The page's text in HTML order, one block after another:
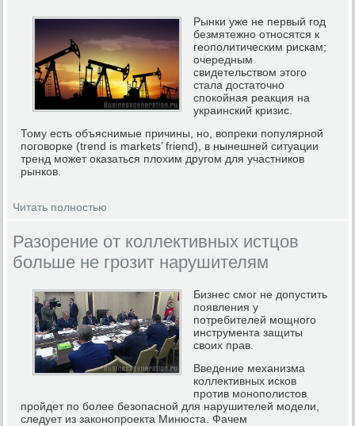
Рынки уже не первый год
безмятежно относятся к
геополитическим рискам;
очередным
свидетельством этого
стала достаточно
спокойная реакция на
украинский кризис.
Тому есть объяснимые причины, но, вопреки популярной
поговорке (trend is markets’ friend), в нынешней ситуации
тренд может оказаться плохим другом для участников
рынков.
Читать полностью
Разорение от коллективных истцов
больше не грозит нарушителям
Бизнес смог не допустить
появления у
потребителей мощного
инструмента защиты
своих прав.
Введение механизма
коллективных исков
против монополистов
пройдет по более безопасной для нарушителей модели,
следует из законопроекта Минюста. Фачем